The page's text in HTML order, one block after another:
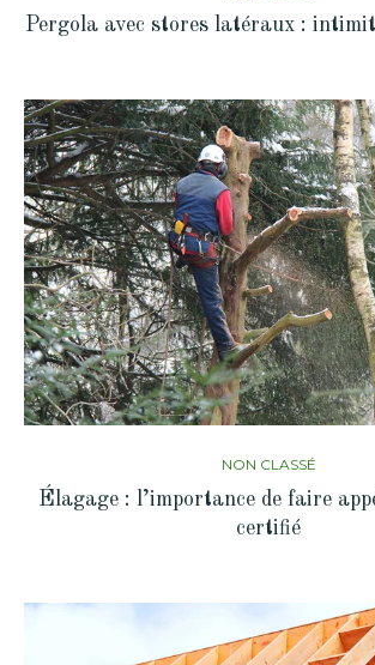
Pergola avec stores latéraux :
NON CLASSÉ
Élagage : l’importance de faire
certifié